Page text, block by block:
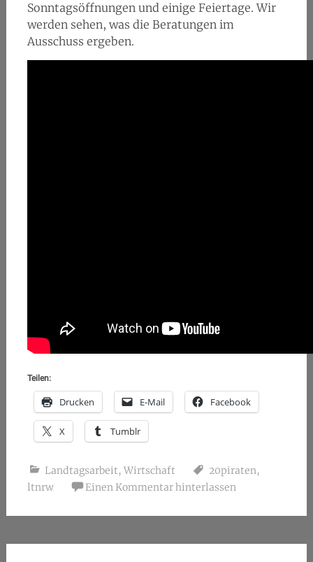
Sonntagsöffnungen und einige Feiertage. Wir
werden sehen, was die Beratungen im
Ausschuss ergeben.
Teilen:
Drucken E-Mail Facebook
X Tumblr
Landtagsarbeit, Wirtschaft 20piraten,
ltnrw
Einen Kommentar hinterlassen